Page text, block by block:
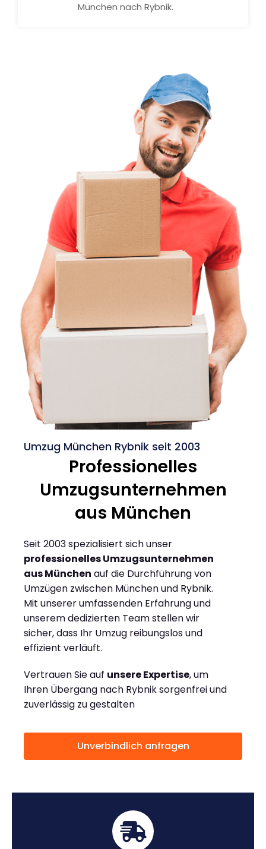
München nach Rybnik.
Umzug München Rybnik seit 2003
Professionelles
Umzugsunternehmen
aus München
Seit 2003 spezialisiert sich unser
professionelles Umzugsunternehmen
aus München auf die Durchführung von
Umzügen zwischen München und Rybnik.
Mit unserer umfassenden Erfahrung und
unserem dedizierten Team stellen wir
sicher, dass Ihr Umzug reibungslos und
effizient verläuft.
Vertrauen Sie auf unsere Expertise, um
Ihren Übergang nach Rybnik sorgenfrei und
zuverlässig zu gestalten
Unverbindlich anfragen